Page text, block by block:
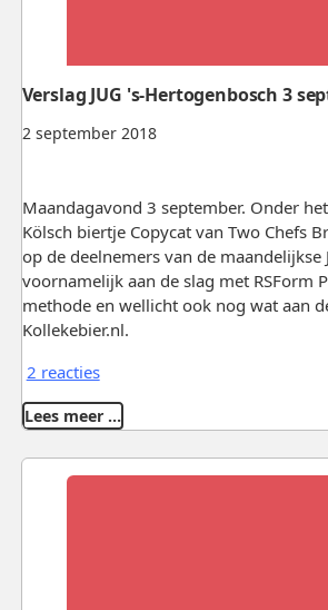
2 september 2018
Verslag JUG 's-Hertogenbosch 3
Maandagavond 3 september. Onder
Kölsch biertje Copycat van Two Chefs
op de deelnemers van de maandelijkse
voornamelijk aan de slag met RSForm
methode en wellicht ook nog wat aan
Kollekebier.nl.
2 reacties
Lees meer …